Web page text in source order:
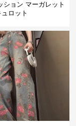
ション マーガレット
ロット